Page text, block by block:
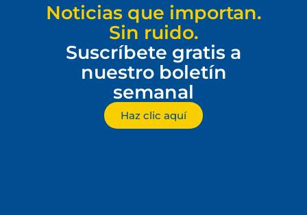
Noticias que importan.
Sin ruido.
Suscríbete gratis a
nuestro boletín
semanal
Haz clic aquí